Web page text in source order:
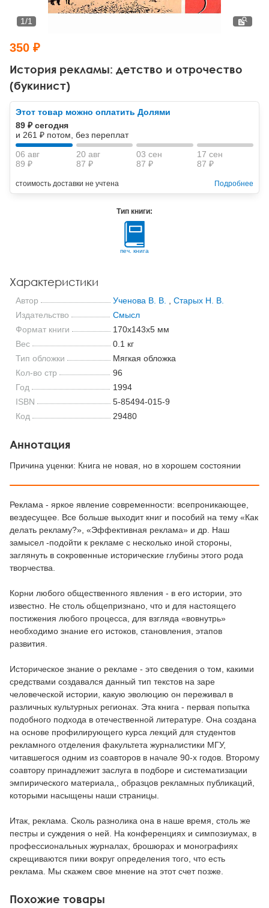
Тревожные расстройства, панические атаки
Психодрама
Другие направления психотерапии
Классический, эриксоновский гипноз и НЛП
НЛП
Психология труда и эргономика
Социальная психология
Социальная и организационная психология
Классический и юнгианский психоанализ
История рекламы: детство и отрочество
(букинист)
1/1
350 ₽
Этот товар можно оплатить Долями
89 ₽ сегодня
и 261 ₽ потом, без переплат
06 авг
89 ₽
20 авг
87 ₽
03 сен
87 ₽
17 сен
87 ₽
стоимость доставки не учтена Подробнее
Тип книги:
печ. книга
Характеристики
Автор Ученова В. В.
Старых Н. В.
Издательство
Смысл
Формат книги
170x143x5 мм
Вес
0.1 кг
Тип обложки
Мягкая обложка
Кол-во стр
96
Год
1994
ISBN
5-85494-015-9
Код
29480
Аннотация
Причина уценки: Книга не новая, но в хорошем состоянии
Реклама - яркое явление современности: всепроникающее,
вездесущее. Все больше выходит книг и пособий на тему «Как
делать рекламу?», «Эффективная реклама» и др. Наш
замысел -подойти к рекламе с несколько иной стороны,
заглянуть в сокровенные исторические глубины этого рода
творчества.
Корни любого общественного явления - в его истории, это
известно. Не столь общепризнано, что и для настоящего
постижения любого процесса, для взгляда «вовнутрь»
необходимо знание его истоков, становления, этапов
развития.
Историческое знание о рекламе - это сведения о том, какими
средствами создавался данный тип текстов на заре
человеческой истории, какую эволюцию он переживал в
различных культурных регионах. Эта книга - первая попытка
подобного подхода в отечественной литературе. Она создана
на основе профилирующего курса лекций для студентов
рекламного отделения факультета журналистики МГУ,
читавшегося одним из соавторов в начале 90-х годов. Второму
соавтору принадлежит заслуга в подборе и систематизации
эмпирического материала,, образцов рекламных публикаций,
которыми насыщены наши страницы.
Итак, реклама. Сколь разнолика она в наше время, столь же
пестры и суждения о ней. На конференциях и симпозиумах, в
профессиональных журналах, брошюрах и монографиях
скрещиваются пики вокруг определения того, что есть
реклама. Мы скажем свое мнение на этот счет позже.
Похожие товары